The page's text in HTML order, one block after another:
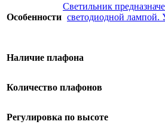
Особенности
Светильник
светодиодной лампой.
Наличие плафона
Количество плафонов
Регулировка по высоте